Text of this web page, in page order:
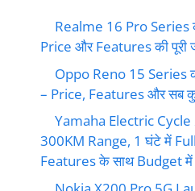
Realme 16 Pro Series
Price और Features की पूरी
Oppo Reno 15 Series
– Price, Features और सब
Yamaha Electric
300KM Range, 1 घंटे में
Features के साथ Budget में